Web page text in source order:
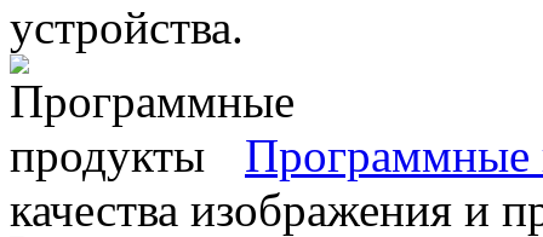
устройства.
Программные
качества изображения и